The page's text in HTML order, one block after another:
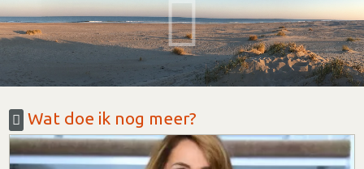
Wat doe ik nog meer?